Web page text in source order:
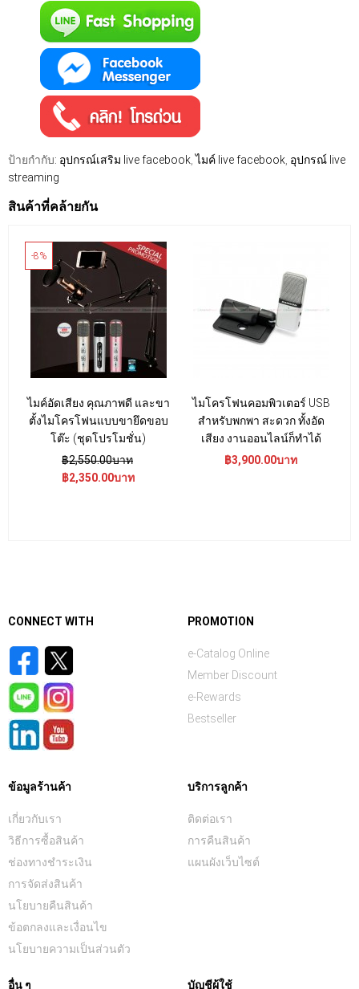
ป้ายกำกับ: อุปกรณ์เสริม live facebook ,ไมค์ live facebook อุปกรณ์ live
streaming
สินค้าที่คล้ายกัน
-8%
ไมค์อัดเสียง คุณภาพดี และขา
ตั้งไมโครโฟนแบบขายึดขอบ
โต๊ะ (ชุดโปรโมชั่น)
฿2,550.00บาท
฿2,350.00บาท
ไมโครโฟนคอมพิวเตอร์ USB
สำหรับพกพา สะดวก ทั้งอัด
เสียง งานออนไลน์ก็ทำได้
฿3,900.00บาท
CONNECT WITH PROMOTION
e-Catalog Online
Member Discount
e-Rewards
Bestseller
ข้อมูลร้านค้า
เกี่ยวกับเรา
วิธีการซื้อสินค้า
ช่องทางชำระเงิน
การจัดส่งสินค้า
นโยบายคืนสินค้า
ข้อตกลงและเงื่อนไข
นโยบายความเป็นส่วนตัว
บริการลูกค้า
ติดต่อเรา
การคืนสินค้า
แผนผังเว็บไซต์
อื่น ๆ บัญชีผู้ใช้